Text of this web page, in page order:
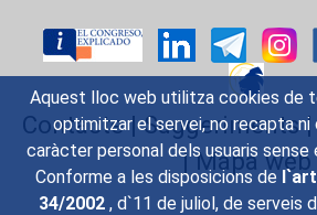
Aquest lloc web utilitza cookies de
optimitzar el servei, no recapta ni
caràcter personal dels usuaris sense
Conforme a les disposicions de
34/2002 , d`11 de juliol, de serveis
Contacte|Suggeriments
|Mapa web